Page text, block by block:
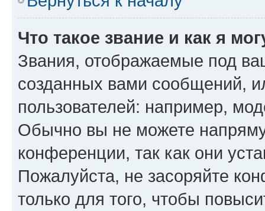
Что такое звание и как я
Звания, отображаемые под
созданных вами сообщений,
пользователей: например,
Обычно вы не можете
конференции, так как они
Пожалуйста, не засоряйте
только для того, чтобы